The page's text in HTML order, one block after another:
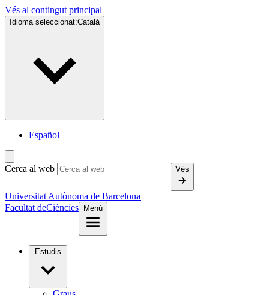
Vés al contingut principal
Idioma seleccionat:Català
Español
Cerca al web Vés
Universitat Autònoma de Barcelona
Facultat deCiències Menú
Estudis